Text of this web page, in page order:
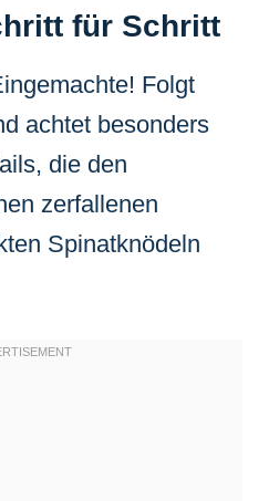
für Schritt
Folgt
achtet besonders
die den
zerfallenen
Spinatknödeln